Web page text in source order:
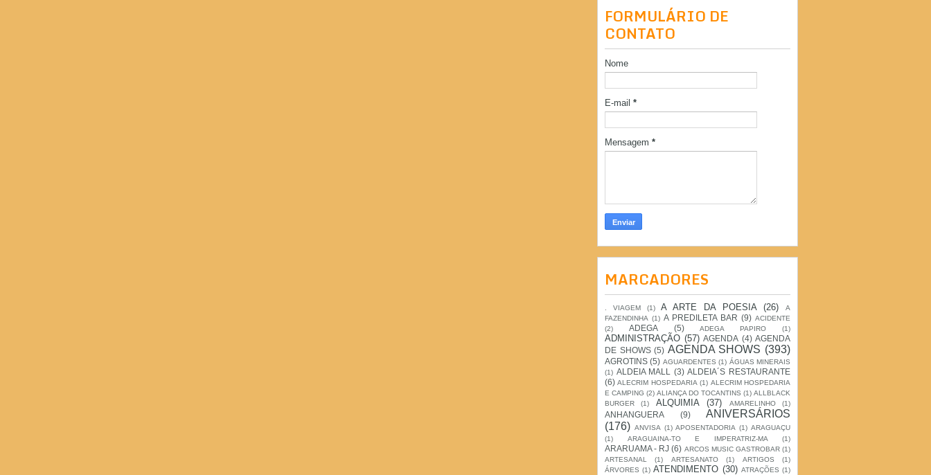
FORMULÁRIO DE
CONTATO
Nome
E-mail *
Mensagem *
MARCADORES
. VIAGEM (1) A ARTE DA POESIA (26)
A
FAZENDINHA (1) A PREDILETA BAR (9) ACIDENTE
(2)
ADEGA (5) ADEGA PAPIRO (1)
ADMINISTRAÇÃO (57) AGENDA (4) AGENDA
DE SHOWS (5) AGENDA SHOWS (393)
AGROTINS (5) AGUARDENTES (1) ÁGUAS MINERAIS
(1) ALDEIA MALL (3) ALDEIA´S RESTAURANTE
(6) ALECRIM HOSPEDARIA (1) ALECRIM HOSPEDARIA
E CAMPING (2) ALIANÇA DO TOCANTINS (1) ALLBLACK
BURGER
(1) ALQUIMIA (37) AMARELINHO (1)
ANHANGUERA (9)
ANIVERSÁRIOS
(176) ANVISA (1) APOSENTADORIA (1) ARAGUAÇU
(1)
ARAGUAINA-TO E IMPERATRIZ-MA (1)
ARARUAMA - RJ (6) ARCOS MUSIC GASTROBAR (1)
ARTESANAL
(1) ARTESANATO (1) ARTIGOS
(1)
ÁRVORES (1) ATENDIMENTO (30) ATRAÇÕES (1)